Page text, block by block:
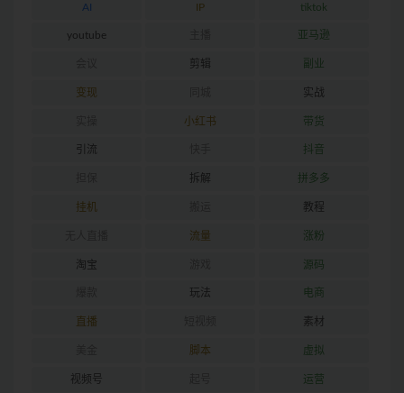
AI IP tiktok
youtube 亚马逊
剪辑 副业
变现 实战
小红书 带货
引流 抖音
拆解 拼多多
挂机 教程
流量 涨粉
淘宝 源码
玩法 电商
直播 素材
脚本 虚拟
视频号 运营